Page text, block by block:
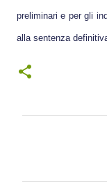
preliminari e per gli
alla sentenza